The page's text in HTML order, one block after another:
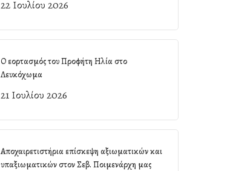
22 Ιουλίου 2026
Ο εορτασμός του Προφήτη Ηλία στο
Λευκόχωμα
21 Ιουλίου 2026
Αποχαιρετιστήρια επίσκεψη αξιωματικών και
υπαξιωματικών στον Σεβ. Ποιμενάρχη μας